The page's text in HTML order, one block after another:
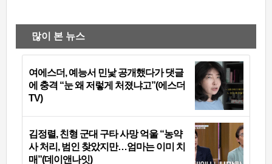
많이 본 뉴스
여에스더, 예능서 민낯 공개했다가 댓글
에 충격 “눈 왜 저렇게 처졌냐고”(에스더
TV)
김정렬, 친형 군대 구타 사망 억울 “농약
사 처리, 범인 찾았지만…엄마는 이미 치
매”(데이앤나잇)